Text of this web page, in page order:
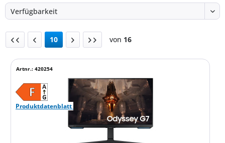
10 von 16
Produktdatenblatt
Artnr.: 420254